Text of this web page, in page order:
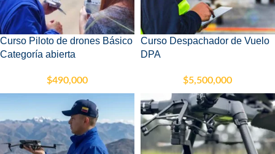
Curso Piloto de drones Básico
Categoría abierta
$490,000
Curso Despachador de Vuelo
DPA
$5,500,000